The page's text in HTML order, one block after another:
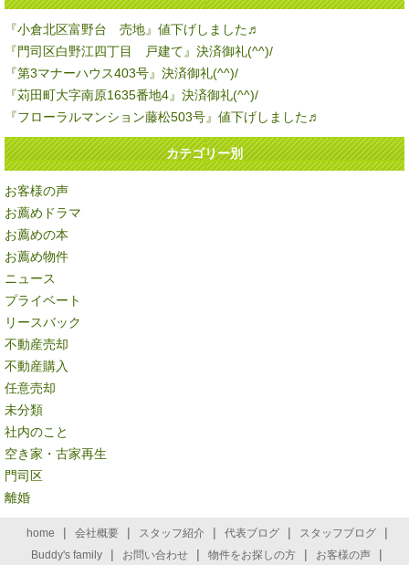
『小倉北区富野台 売地』値下げしました♬
『門司区白野江四丁目 戸建て』決済御礼(^^)/
『第3マナーハウス403号』決済御礼(^^)/
『苅田町大字南原1635番地4』決済御礼(^^)/
『フローラルマンション藤松503号』値下げしました♬
カテゴリー別
お客様の声
お薦めドラマ
お薦めの本
お薦め物件
ニュース
プライベート
リースバック
不動産売却
不動産購入
任意売却
未分類
社内のこと
空き家・古家再生
門司区
離婚
home | 会社概要 | スタッフ紹介 | 代表ブログ | スタッフブログ |
Buddy's family | お問い合わせ | 物件をお探しの方 | お客様の声 |